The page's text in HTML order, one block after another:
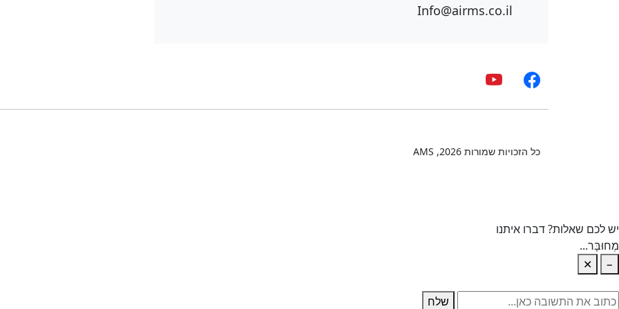
Info@airms.co.il
כל הזכויות שמורות 2026
, AMS
יש לכם שאלות? דברו איתנו
מְחוּבָּר...
−
✕
שלח